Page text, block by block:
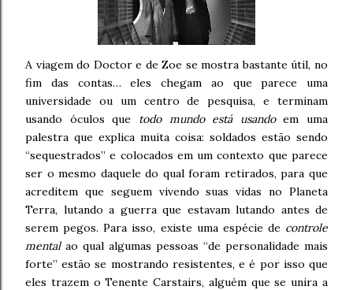
A viagem do Doctor e de Zoe se mostra bastante útil, no
fim das contas… eles chegam ao que parece uma
universidade ou um centro de pesquisa, e terminam
usando óculos que todo mundo está usandoem uma
palestra que explica muita coisa: soldados estão sendo
“sequestrados” e colocados em um contexto que parece
ser o mesmo daquele do qual foram retirados, para que
acreditem que seguem vivendo suas vidas no Planeta
Terra, lutando a guerra que estavam lutando antes de
serem pegos. Para isso, existe uma espécie de controle
mentalao qual algumas pessoas “de personalidade mais
forte” estão se mostrando resistentes, e é por isso que
eles trazem o Tenente Carstairs, alguém que se unira a